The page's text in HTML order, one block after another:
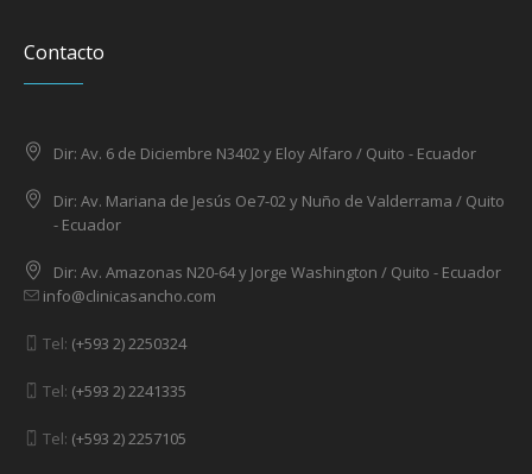
Contacto
Dir: Av. 6 de Diciembre N3402 y Eloy Alfaro / Quito - Ecuador
Dir: Av. Mariana de Jesús Oe7-02 y Nuño de Valderrama / Quito
- Ecuador
Dir: Av. Amazonas N20-64 y Jorge Washington / Quito - Ecuador
info@clinicasancho.com
Tel: (+593 2) 2250324
Tel: (+593 2) 2241335
Tel: (+593 2) 2257105